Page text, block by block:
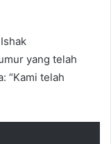
yang telah
“Kami telah